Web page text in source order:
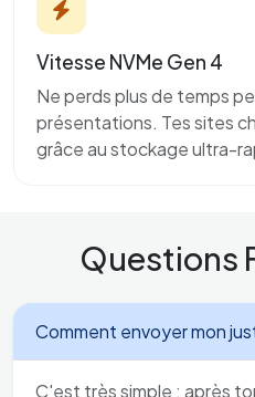
Vitesse NVMe Gen 4
Ne perds plus de temps
présentations. Tes sites
grâce au stockage ultra-
Questions
Comment envoyer mon
C'est très simple : après